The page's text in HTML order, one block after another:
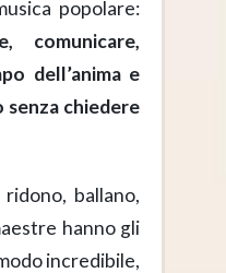
popolare:
comunicare,
dell’anima e
chiedere
ballano,
hanno gli
incredibile,